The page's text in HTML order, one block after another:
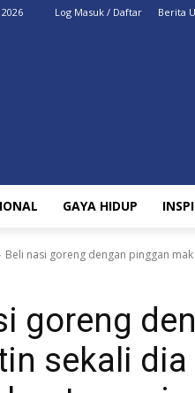
Log Masuk / Daftar Berita
GAYA HIDUP
Beli nasi goreng dengan pinggan
goreng
sekali